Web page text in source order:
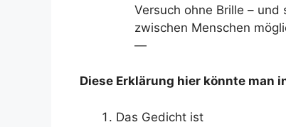
Versuch ohne Brille –
zwischen Menschen
—
Diese Erklärung hier könnte man
Das Gedicht ist